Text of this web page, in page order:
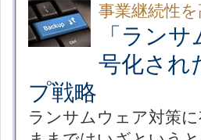
事業継続性
「ラン
号化され
プ戦略
ランサムウェア対策